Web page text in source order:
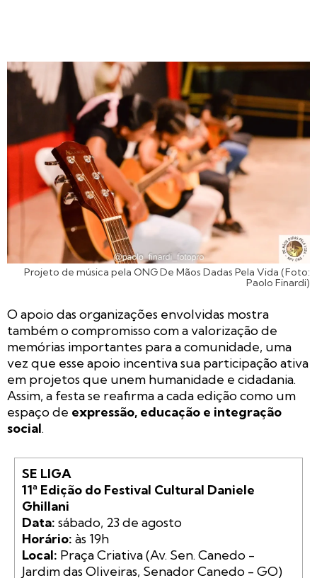
Projeto de música pela ONG De Mãos Dadas Pela Vida (Foto:
Paolo Finardi)
O apoio das organizações envolvidas mostra
também o compromisso com a valorização de
memórias importantes para a comunidade, uma
vez que esse apoio incentiva sua participação ativa
em projetos que unem humanidade e cidadania.
Assim, a festa se reafirma a cada edição como um
espaço de expressão, educação e integração
social.
SE LIGA
11ª Edição do Festival Cultural Daniele
Ghillani
Data:
Horário:
Local: Praça Criativa (Av. Sen. Canedo -